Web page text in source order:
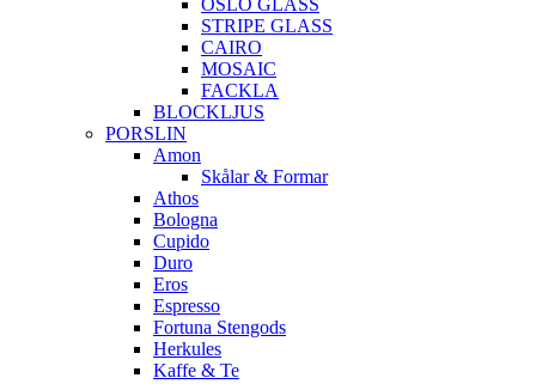
OSLO GLASS
STRIPE GLASS
CAIRO
MOSAIC
FACKLA
BLOCKLJUS
PORSLIN
Amon
Skålar & Formar
Athos
Bologna
Cupido
Duro
Eros
Espresso
Fortuna Stengods
Herkules
Kaffe & Te